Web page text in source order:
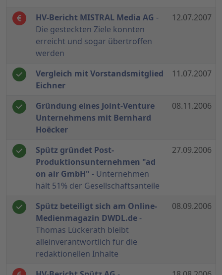
HV-Bericht MISTRAL Media AG -
Die gesteckten Ziele konnten
erreicht und sogar übertroffen
werden
12.07.2007
Vergleich mit Vorstandsmitglied
Eichner
11.07.2007
Gründung eines Joint-Venture
Unternehmens mit Bernhard
Hoëcker
08.11.2006
Spütz gründet Post-
Produktionsunternehmen "ad
on air GmbH" - Unternehmen
hält 51% der Gesellschaftsanteile
27.09.2006
Spütz beteiligt sich am Online-
Medienmagazin DWDL.de -
Thomas Lückerath bleibt
alleinverantwortlich für die
redaktionellen Inhalte
08.09.2006